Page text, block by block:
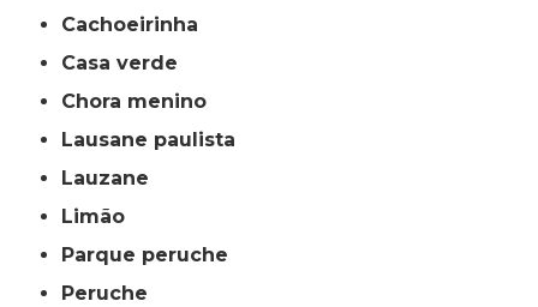
cachoeirinha
casa verde
chora menino
lausane paulista
lauzane
limão
parque peruche
peruche